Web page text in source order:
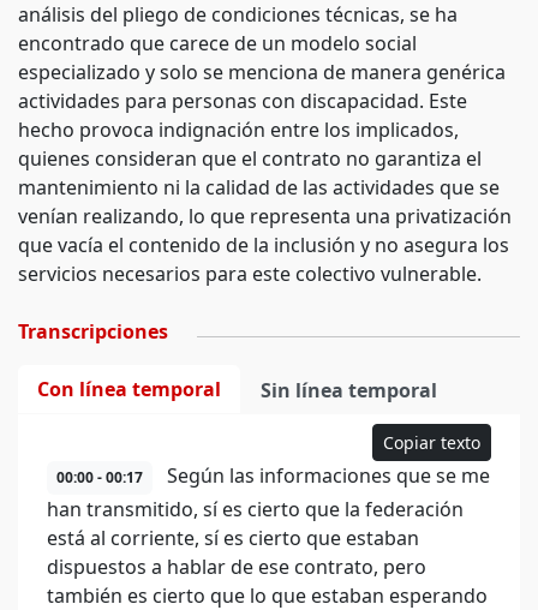
análisis del pliego de condiciones técnicas, se ha
encontrado que carece de un modelo social
especializado y solo se menciona de manera genérica
actividades para personas con discapacidad. Este
hecho provoca indignación entre los implicados,
quienes consideran que el contrato no garantiza el
mantenimiento ni la calidad de las actividades que se
venían realizando, lo que representa una privatización
que vacía el contenido de la inclusión y no asegura los
servicios necesarios para este colectivo vulnerable.
Transcripciones
Con línea temporal Sin línea temporal
Copiar texto
00:00 - 00:17
Según las informaciones que se me
han transmitido, sí es cierto que la federación
está al corriente, sí es cierto que estaban
dispuestos a hablar de ese contrato, pero
también es cierto que lo que estaban esperando